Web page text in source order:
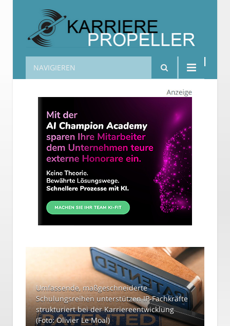
Karrierepropeller
NAVIGIEREN
Umfassende, maßgeschneiderte
Schulungsreihen unterstützen IP-Fachkräfte
strukturiert bei der Karriereentwicklung
(Foto: Olivier Le Moal)